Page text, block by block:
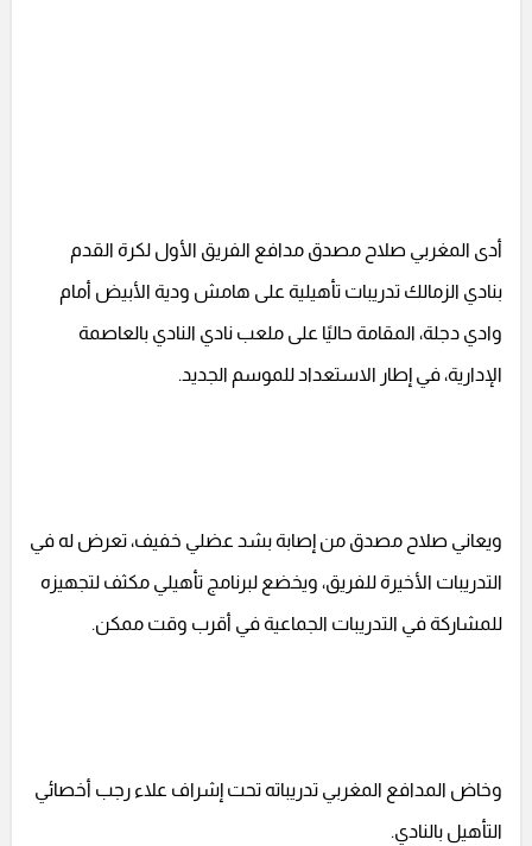
أدى المغربي صلاح مصدق مدافع الفريق الأول لكرة القدم
بنادي الزمالك تدريبات تأهيلية على هامش ودية الأبيض أمام
وادي دجلة، المقامة حاليًا على ملعب نادي النادي بالعاصمة
الإدارية، في إطار الاستعداد للموسم الجديد.
ويعاني صلاح مصدق من إصابة بشد عضلي خفيف، تعرض له في
التدريبات الأخيرة للفريق، ويخضع لبرنامج تأهيلي مكثف لتجهيزه
للمشاركة في التدريبات الجماعية في أقرب وقت ممكن.
وخاض المدافع المغربي تدريباته تحت إشراف علاء رجب أخصائي
التأهيل بالنادي.